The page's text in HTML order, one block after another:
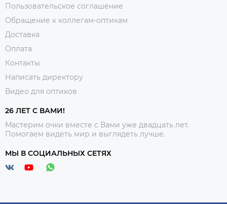
Пользовательское соглашение
Обращение к коллегам-оптикам
Доставка
Оплата
Контакты
Написать директору
Видео для оптиков
26 ЛЕТ С ВАМИ!
Мастерим очки вместе с Вами уже двадцать лет.
Помогаем видеть мир и выглядеть лучше.
МЫ В СОЦИАЛЬНЫХ СЕТЯХ